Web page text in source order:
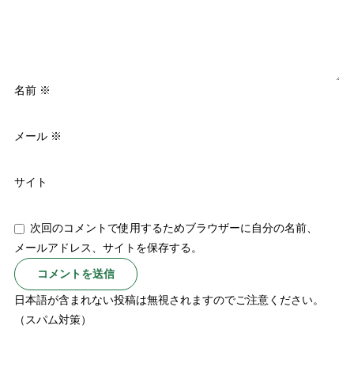
名前 ※
メール ※
サイト
次回のコメントで使用するためブラウザーに自分の名前、
メールアドレス、サイトを保存する。
日本語が含まれない投稿は無視されますのでご注意ください。
（スパム対策）